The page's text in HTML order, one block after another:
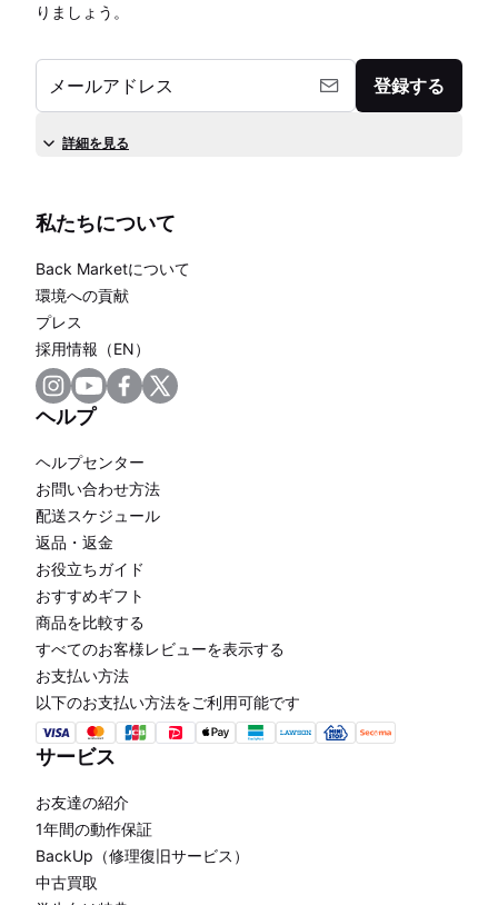
りましょう。
メールアドレス 登録する
詳細を見る
私たちについて
Back Marketについて
環境への貢献
プレス
採用情報（EN）
ヘルプ
ヘルプセンター
お問い合わせ方法
配送スケジュール
返品・返金
お役立ちガイド
おすすめギフト
商品を比較する
すべてのお客様レビューを表示する
お支払い方法
以下のお支払い方法をご利用可能です
サービス
お友達の紹介
1年間の動作保証
BackUp（修理復旧サービス）
中古買取